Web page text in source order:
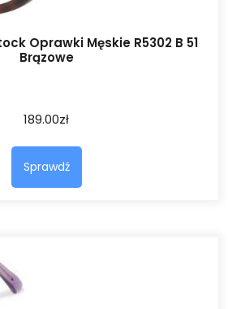
Oprawki Męskie R5302 B 51
Brązowe
189.00zł
Sprawdź